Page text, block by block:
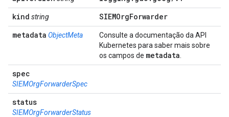
kind string SIEMOrgForwarder
metadata ObjectMeta
Consulte a documentação da API
Kubernetes para saber mais sobre
os campos de metadata
spec
SIEMOrgForwarderSpec
status
SIEMOrgForwarderStatus